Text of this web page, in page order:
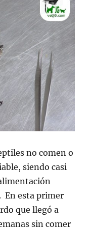
no comen o
siendo casi
En esta primer
que llegó a
sin comer